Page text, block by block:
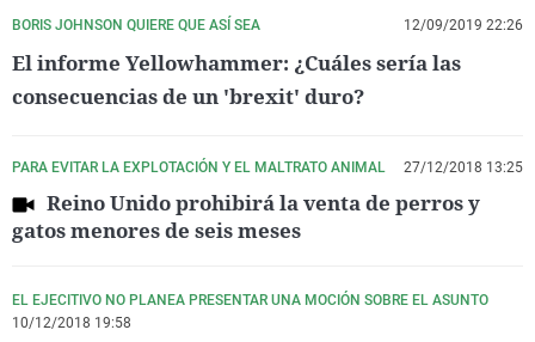
BORIS JOHNSON QUIERE QUE ASÍ SEA 12/09/2019 22:26
El informe Yellowhammer: ¿Cuáles sería las
consecuencias de un 'brexit' duro?
PARA EVITAR LA EXPLOTACIÓN Y EL MALTRATO ANIMAL 27/12/2018 13:25
Reino Unido prohibirá la venta de perros y
gatos menores de seis meses
EL EJECITIVO NO PLANEA PRESENTAR UNA MOCIÓN SOBRE EL ASUNTO
10/12/2018 19:58